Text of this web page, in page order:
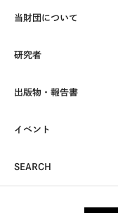
当財団について
研究者
出版物・報告書
イベント
SEARCH